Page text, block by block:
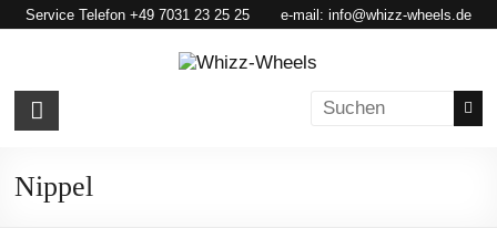
Skip
to
Service Telefon +49 7031 23 25 25 e-mail: info@whizz-wheels.de
Whizz-
Whizz-
Nippel